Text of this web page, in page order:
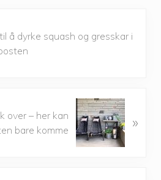
å dyrke squash og gresskar i
over – her kan
bare komme
»